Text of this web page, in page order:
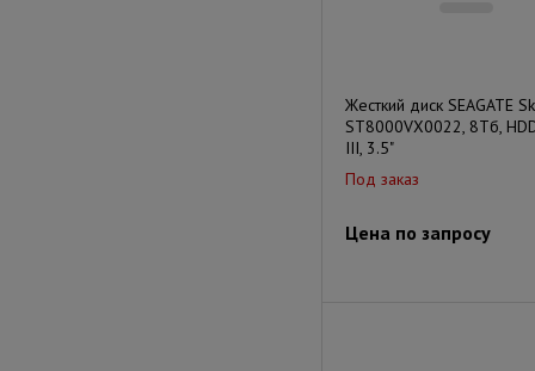
Жесткий диск SEAGATE
ST8000VX0022, 8Тб,
III, 3.5"
Под заказ
Цена по запросу